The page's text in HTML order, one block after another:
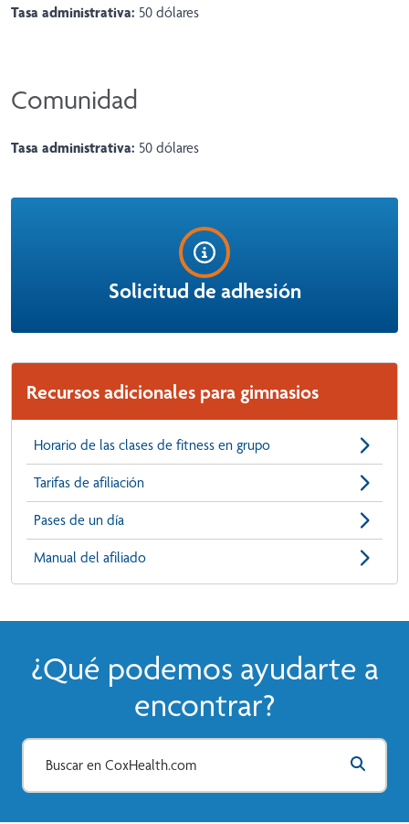
Tasa administrativa: 50 dólares
Comunidad
Tasa administrativa: 50 dólares
Solicitud de adhesión
Recursos adicionales para gimnasios
Horario de las clases de fitness en grupo
Tarifas de afiliación
Pases de un día
Manual del afiliado
¿Qué podemos ayudarte a
encontrar?